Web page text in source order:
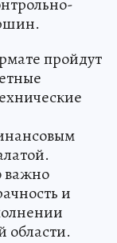
пройдут
важно
и
области.